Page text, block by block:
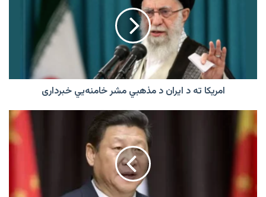
خبرداری
امریکا ته د ایران د مذهبي مشر خامنه‌یي خبرداری
چین
ولسمشر
سره
پر